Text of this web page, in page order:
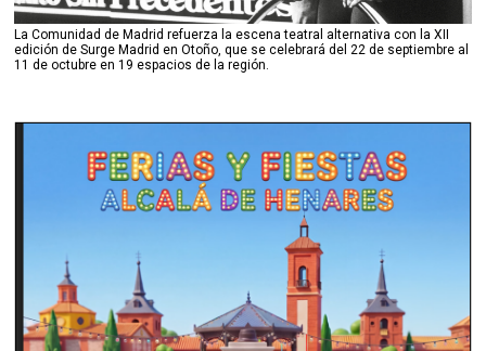
La Comunidad de Madrid refuerza la escena teatral alternativa con la XII
edición de Surge Madrid en Otoño, que se celebrará del 22 de septiembre al
11 de octubre en 19 espacios de la región.